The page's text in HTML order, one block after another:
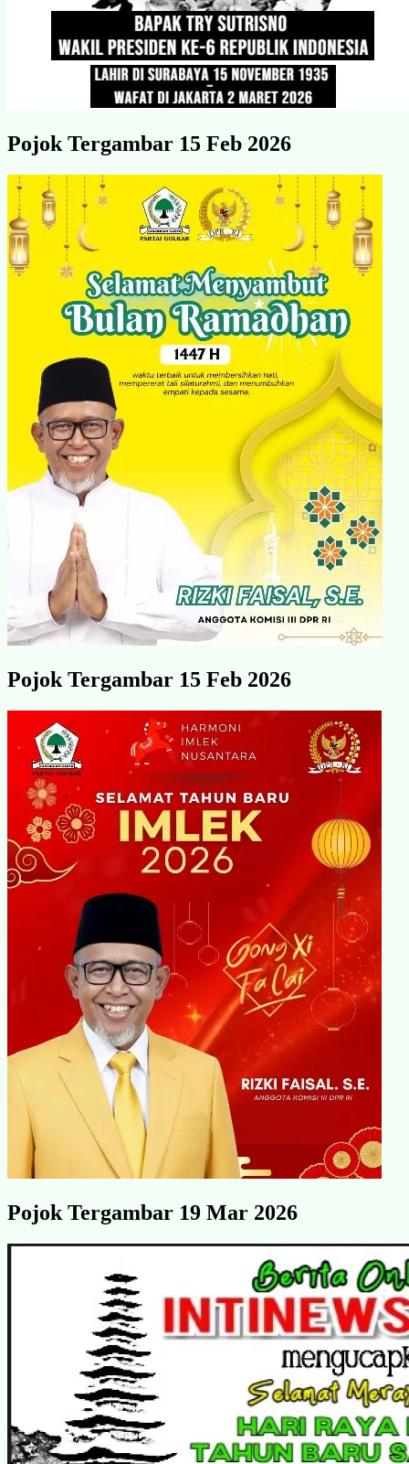
Pojok Tergambar 15 Feb 2026
Pojok Tergambar 15 Feb 2026
Pojok Tergambar 19 Mar 2026